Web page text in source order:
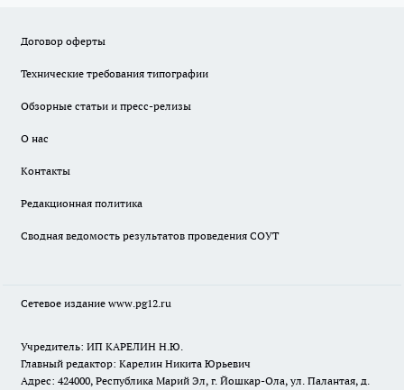
Договор оферты
Технические требования типографии
Обзорные статьи и пресс-релизы
О нас
Контакты
Редакционная политика
Сводная ведомость результатов проведения СОУТ
Сетевое издание www.pg12.ru
Учредитель: ИП КАРЕЛИН Н.Ю.
Главный редактор: Карелин Никита Юрьевич
Адрес: 424000, Республика Марий Эл, г. Йошкар-Ола, ул. Палантая, д.